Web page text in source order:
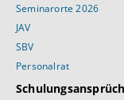
Seminarorte 2026
JAV
SBV
Personalrat